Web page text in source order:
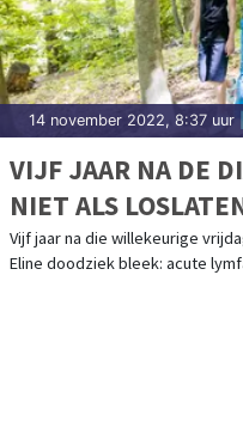
14 november 2022, 8:37 uur
VIJF JAAR NA DE
NIET ALS
WERKELIJKHEID
Vijf jaar na die willekeurige
Eline doodziek bleek: acute